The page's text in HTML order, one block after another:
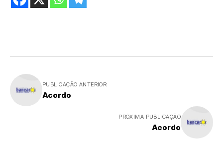
PUBLICAÇÃO ANTERIOR
Acordo
PRÓXIMA PUBLICAÇÃO
Acordo